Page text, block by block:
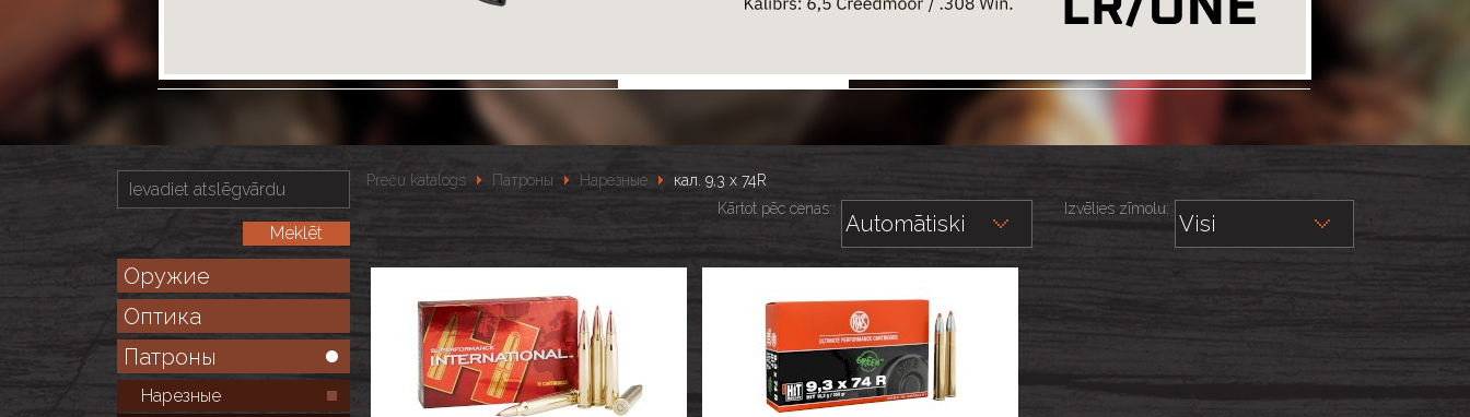
Оружие
Оптика
Патроны
Нарезные
Preču katalogs Патроны Нарезные
кал. 9,3 x 74R
Kārtot pēc cenas::
Izvēlies zīmolu: